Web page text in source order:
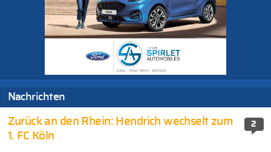
Nachrichten
2
Zurück an den Rhein: Hendrich wechselt zum
1. FC Köln